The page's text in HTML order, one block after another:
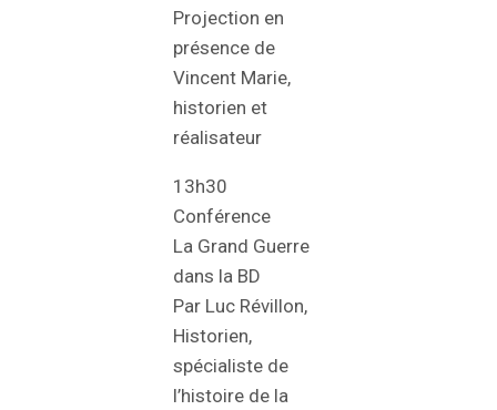
Projection en
présence de
Vincent Marie,
historien et
réalisateur
13h30
Conférence
La Grand Guerre
dans la BD
Par Luc Révillon,
Historien,
spécialiste de
l’histoire de la